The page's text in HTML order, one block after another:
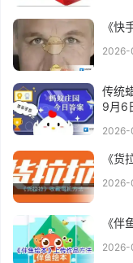
《快
传统
9月6
《货
《伴